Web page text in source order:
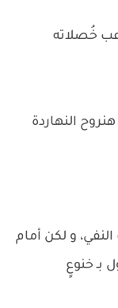
خُصلاته
النهاردة
و لكن أمام
خنوعٍ